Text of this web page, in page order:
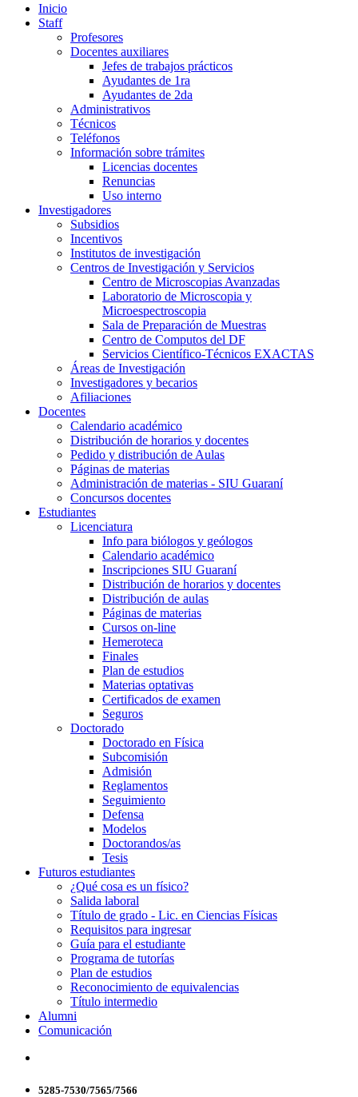
Inicio
Staff
Profesores
Docentes auxiliares
Jefes de trabajos prácticos
Ayudantes de 1ra
Ayudantes de 2da
Administrativos
Técnicos
Teléfonos
Información sobre trámites
Licencias docentes
Renuncias
Uso interno
Investigadores
Subsidios
Incentivos
Institutos de investigación
Centros de Investigación y Servicios
Centro de Microscopias Avanzadas
Laboratorio de Microscopia y
Microespectroscopia
Sala de Preparación de Muestras
Centro de Computos del DF
Servicios Científico-Técnicos EXACTAS
Áreas de Investigación
Investigadores y becarios
Afiliaciones
Docentes
Calendario académico
Distribución de horarios y docentes
Pedido y distribución de Aulas
Páginas de materias
Administración de materias - SIU Guaraní
Concursos docentes
Estudiantes
Licenciatura
Info para biólogos y geólogos
Calendario académico
Inscripciones SIU Guaraní
Distribución de horarios y docentes
Distribución de aulas
Páginas de materias
Cursos on-line
Hemeroteca
Finales
Plan de estudios
Materias optativas
Certificados de examen
Seguros
Doctorado
Doctorado en Física
Subcomisión
Admisión
Reglamentos
Seguimiento
Defensa
Modelos
Doctorandos/as
Tesis
Futuros estudiantes
¿Qué cosa es un físico?
Salida laboral
Título de grado - Lic. en Ciencias Físicas
Requisitos para ingresar
Guía para el estudiante
Programa de tutorías
Plan de estudios
Reconocimiento de equivalencias
Título intermedio
Alumni
Comunicación
5285-7530/7565/7566